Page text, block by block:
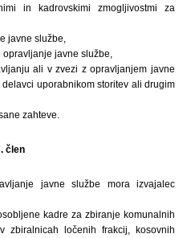
in kadrovskimi zmogljivostmi za
javne službe,
javne službe,
ali v zvezi z opravljanjem javne
uporabnikom storitev ali drugim
zahteve.
člen
javne službe mora izvajalec
kadre za zbiranje komunalnih
zbiralnicah ločenih frakcij, kosovnih